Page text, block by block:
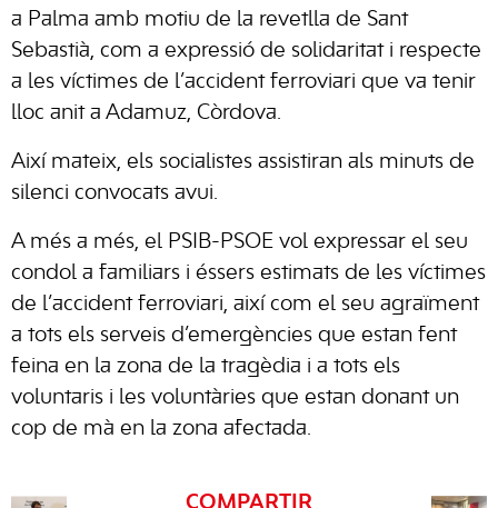
a Palma amb motiu de la revetlla de Sant
Sebastià, com a expressió de solidaritat i respecte
a les víctimes de l’accident ferroviari que va tenir
lloc anit a Adamuz, Còrdova.
Així mateix, els socialistes assistiran als minuts de
silenci convocats avui.
A més a més, el PSIB-PSOE vol expressar el seu
condol a familiars i éssers estimats de les víctimes
de l’accident ferroviari, així com el seu agraïment
a tots els serveis d’emergències que estan fent
feina en la zona de la tragèdia i a tots els
voluntaris i les voluntàries que estan donant un
cop de mà en la zona afectada.
COMPARTIR